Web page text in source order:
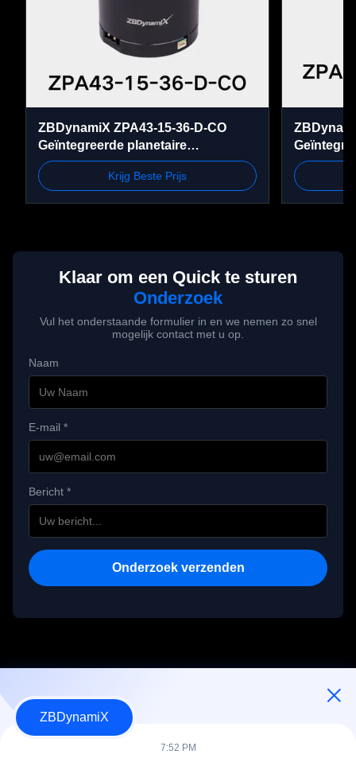
ZBDynamiX ZPA43-15-36-D-CO
Geïntegreerde planetaire
gezamenlijke actuator | 70 Nm
piekkoppel, 36:1 verhouding,
Krijg Beste Prijs
Actuator
rpm,
Klaar om een Quick te sturen
Onderzoek
Vul het onderstaande formulier in en we nemen zo snel
mogelijk contact met u op.
Naam
E-mail *
Bericht *
Onderzoek verzenden
Ontwerper en fabrikant van batterijpakketten en actuatoren voor
humanoïde robots.
ZBDynamiX
7:52 PM